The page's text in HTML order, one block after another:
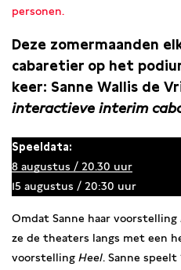
personen.
Deze zomermaanden
cabaretier op het
keer: Sanne Wallis de
interactieve interim
Speeldata:
8 augustus / 20.30 uur
15 augustus / 20:30 uur
Omdat Sanne haar voorstelling
ze de theaters langs met een
voorstelling Heel. Sanne speelt